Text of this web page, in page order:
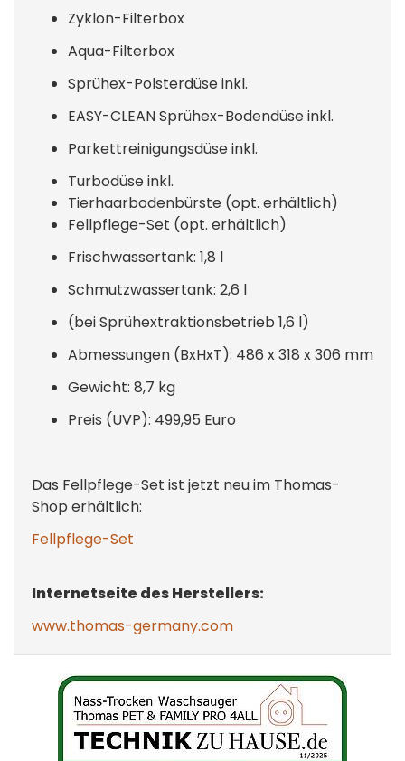
Zyklon-Filterbox
Aqua-Filterbox
Sprühex-Polsterdüse inkl.
EASY-CLEAN Sprühex-Bodendüse inkl.
Parkettreinigungsdüse inkl.
Turbodüse inkl.
Tierhaarbodenbürste (opt. erhältlich)
Fellpflege-Set (opt. erhältlich)
Frischwassertank: 1,8 l
Schmutzwassertank: 2,6 l
(bei Sprühextraktionsbetrieb 1,6 l)
Abmessungen (BxHxT): 486 x 318 x 306 mm
Gewicht: 8,7 kg
Preis (UVP): 499,95 Euro
Das Fellpflege-Set ist jetzt neu im Thomas-
Shop erhältlich:
Fellpflege-Set
Internetseite des Herstellers:
www.thomas-germany.com